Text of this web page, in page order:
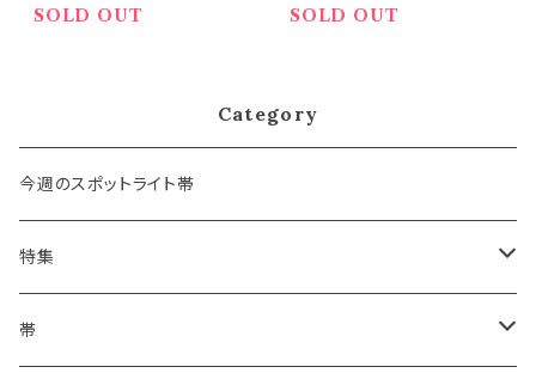
SOLD OUT
SOLD OUT
Category
今週のスポットライト帯
特集
浴衣にも！夏の帯揚げ
帯